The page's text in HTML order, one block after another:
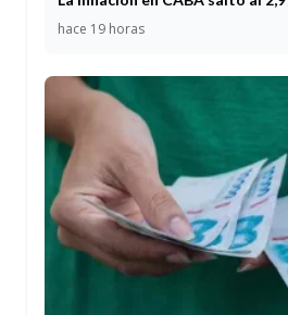
hace 19 horas